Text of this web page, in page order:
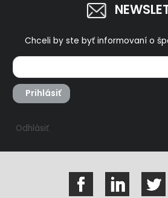
Chceli by ste byť informovaní o
Prihlásiť
Odhlásiť